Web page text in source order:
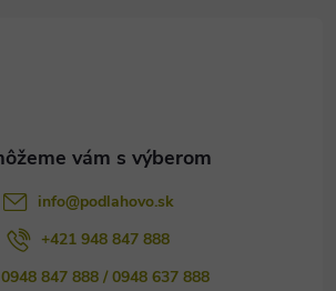
info@podlahovo.sk
+421 948 847 888
0948 847 888 / 0948 637 888